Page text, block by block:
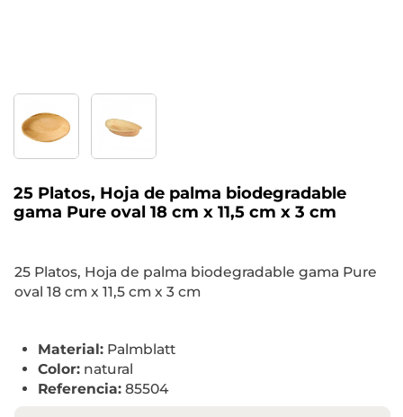
25 Platos, Hoja de palma biodegradable
gama Pure oval 18 cm x 11,5 cm x 3 cm
25 Platos, Hoja de palma biodegradable gama Pure
oval 18 cm x 11,5 cm x 3 cm
Material: Palmblatt
Color: natural
Referencia: 85504